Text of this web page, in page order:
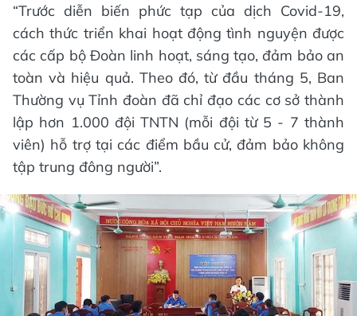
“Trước diễn biến phức tạp của dịch Covid-19,
cách thức triển khai hoạt động tình nguyện được
các cấp bộ Đoàn linh hoạt, sáng tạo, đảm bảo an
toàn và hiệu quả. Theo đó, từ đầu tháng 5, Ban
Thường vụ Tỉnh đoàn đã chỉ đạo các cơ sở thành
lập hơn 1.000 đội TNTN (mỗi đội từ 5 - 7 thành
viên) hỗ trợ tại các điểm bầu cử, đảm bảo không
tập trung đông người”.